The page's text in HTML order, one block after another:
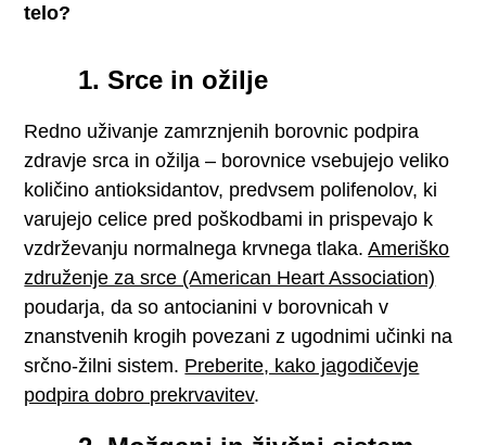
telo?
1. Srce in ožilje
Redno uživanje zamrznjenih borovnic podpira
zdravje srca in ožilja – borovnice vsebujejo veliko
količino antioksidantov, predvsem polifenolov, ki
varujejo celice pred poškodbami in prispevajo k
vzdrževanju normalnega krvnega tlaka.Ameriško
združenje za srce (American Heart Association)
poudarja, da so antocianini v borovnicah v
znanstvenih krogih povezani z ugodnimi učinki na
srčno-žilni sistem. Preberite, kako jagodičevje
podpira dobro prekrvavitev.